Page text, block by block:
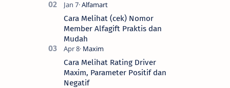
Cara Melihat (cek) Nomor
Member Alfagift Praktis dan
Mudah
Cara Melihat Rating Driver
Maxim, Parameter Positif dan
Negatif